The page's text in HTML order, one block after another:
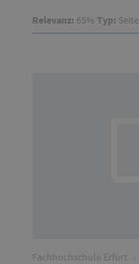
Relevanz: 65% Typ: Seite
Fachhochschule Erfurt ›